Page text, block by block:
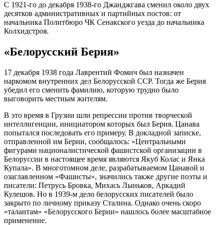
С 1921-го до декабря 1938-го Джанджгава сменил около двух
десятков административных и партийных постов: от
начальника Политбюро ЧК Сенакского уезда до начальника
Колхидстроя.
«Белорусский Берия»
17 декабря 1938 года Лаврентий Фомич был назначен
наркомом внутренних дел Белорусской ССР. Тогда же Берия
убедил его сменить фамилию, которую трудно было
выговорить местным жителям.
В это время в Грузии шли репрессии против творческой
интеллигенции, инициатором которых был Берия. Цанава
попытался последовать его примеру. В докладной записке,
отправленной им Берии, сообщалось: «Центральными
фигурами националистической фашистской организации в
Белоруссии в настоящее время являются Якуб Колас и Янка
Купала». В многотомном деле, разрабатываемом Цанавой и
озаглавленном «Фашисты», значились также другие поэты и
писатели: Петрусь Бровка, Михась Лыньков, Аркадий
Кулешов. Но в 1939-м дело белорусских писателей было
закрыто по личному приказу Сталина. Однако очень скоро
«талантам» «Белорусского Берии» нашлось более масштабное
применение.